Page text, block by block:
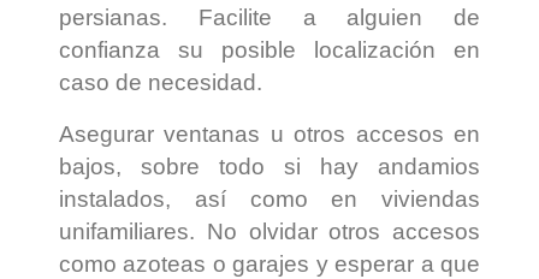
persianas. Facilite a alguien de
confianza su posible localización en
caso de necesidad.
Asegurar ventanas u otros accesos en
bajos, sobre todo si hay andamios
instalados, así como en viviendas
unifamiliares. No olvidar otros accesos
como azoteas o garajes y esperar a que